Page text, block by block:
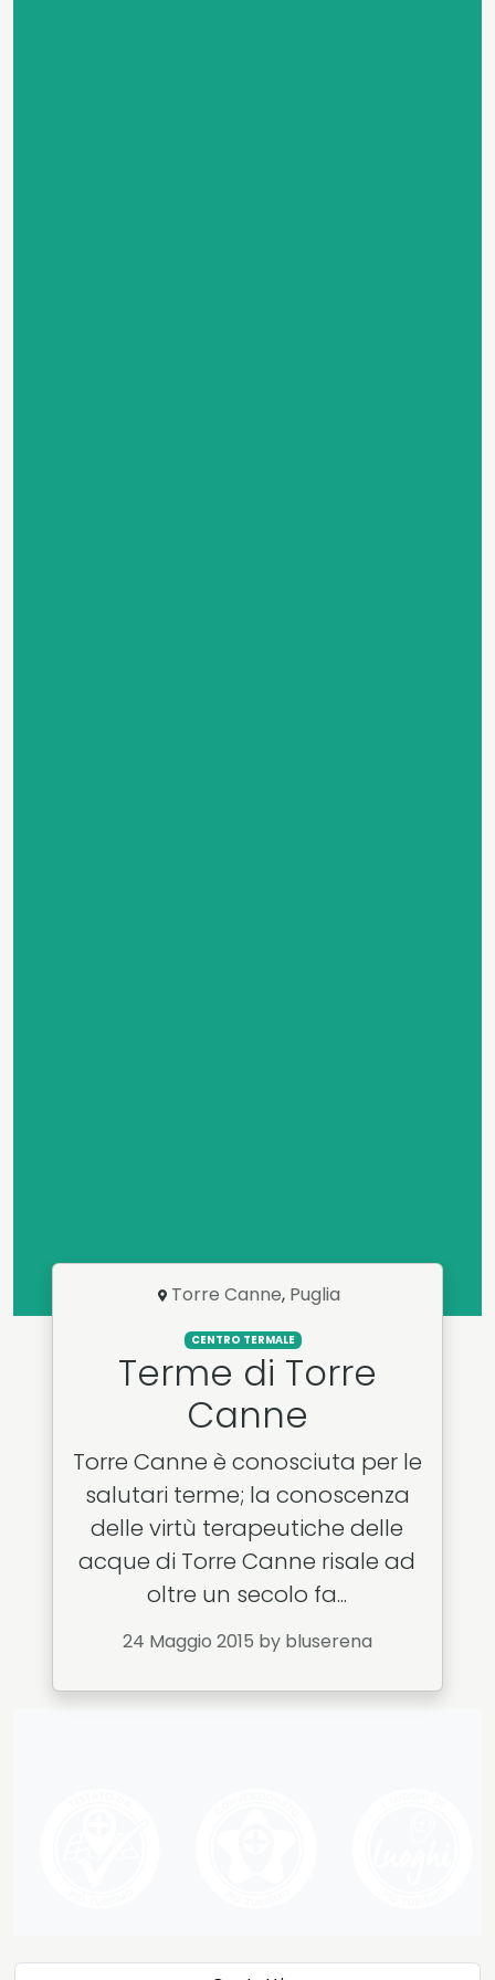
Torre Canne, Puglia
CENTRO TERMALE
Terme di Torre
Canne
Torre Canne è conosciuta per le
salutari terme; la conoscenza
delle virtù terapeutiche delle
acque di Torre Canne risale ad
oltre un secolo fa...
24 Maggio 2015 by bluserena